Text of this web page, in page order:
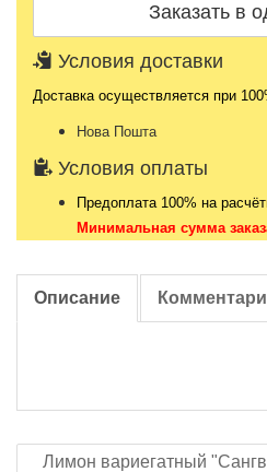
Условия доставки
Доставка осуществляется при
Нова Пошта
Условия оплаты
Предоплата 100% на
Минимальная сумма
Описание
Лимон вариегатный